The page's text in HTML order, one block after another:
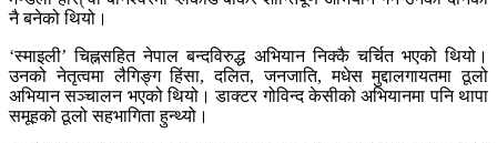
नै बनेको थियो।
‘स्माइली’ चिह्नसहित नेपाल बन्दविरुद्ध अभियान निक्कै चर्चित भएको थियो।
उनको नेतृत्वमा लैगिङ्ग हिंसा, दलित, जनजाति, मधेस मुद्दालगायतमा ठूलो
अभियान सञ्चालन भएको थियो। डाक्टर गोविन्द केसीको अभियानमा पनि थापा
समूहको ठूलो सहभागिता हुन्थ्यो।